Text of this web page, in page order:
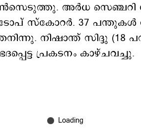
അർധ സെ‍ഞ്ചറി
സ്കോറർ. 37 പന്തുകൾ
നിഷാന്ത് സിദ്ദു (18
പ്രകടനം കാഴ്ചവച്ചു.